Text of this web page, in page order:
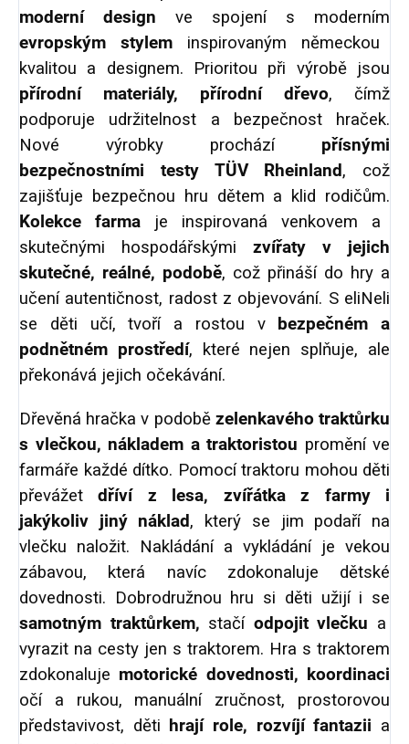
moderní design ve spojení s moderním
evropským stylem inspirovaným německou
kvalitou a designem. Prioritou při výrobě jsou
přírodní materiály, přírodní dřevo, čímž
podporuje udržitelnost a bezpečnost hraček.
Nové výrobky procházípřísnými
bezpečnostními testy TÜV Rheinland, což
zajišťuje bezpečnou hru dětem a klid rodičům.
Kolekce farma je inspirovaná venkovem a
skutečnými hospodářskými zvířaty v jejich
skutečné, reálné, podobě, což přináší do hry a
učení autentičnost, radost z objevování. S eliNeli
se děti učí, tvoří a rostou vbezpečném a
podnětném prostředí, které nejen splňuje, ale
překonává jejich očekávání.
Dřevěná hračka v podobězelenkavého traktůrku
s vlečkou, nákladem a traktoristou promění ve
farmáře každé dítko. Pomocí traktoru mohou děti
převážetdříví z lesa, zvířátka z farmy i
jakýkoliv jiný náklad, který se jim podaří na
vlečku naložit. Nakládání a vykládání je vekou
zábavou, která navíc zdokonaluje dětské
dovednosti. Dobrodružnou hru si děti užijí i se
samotným traktůrkem, stačí odpojit vlečku a
vyrazit na cesty jen s traktorem. Hra s traktorem
zdokonaluje motorické dovednosti, koordinaci
očí a rukou, manuální zručnost, prostorovou
představivost, děti hrají role, rozvíjí fantazii a